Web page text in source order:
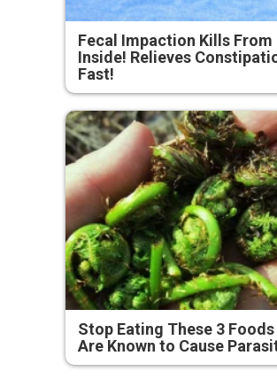
Fecal Impaction Kills From
Inside! Relieves
Fast!
Stop Eating These 3
Are Known to Cause